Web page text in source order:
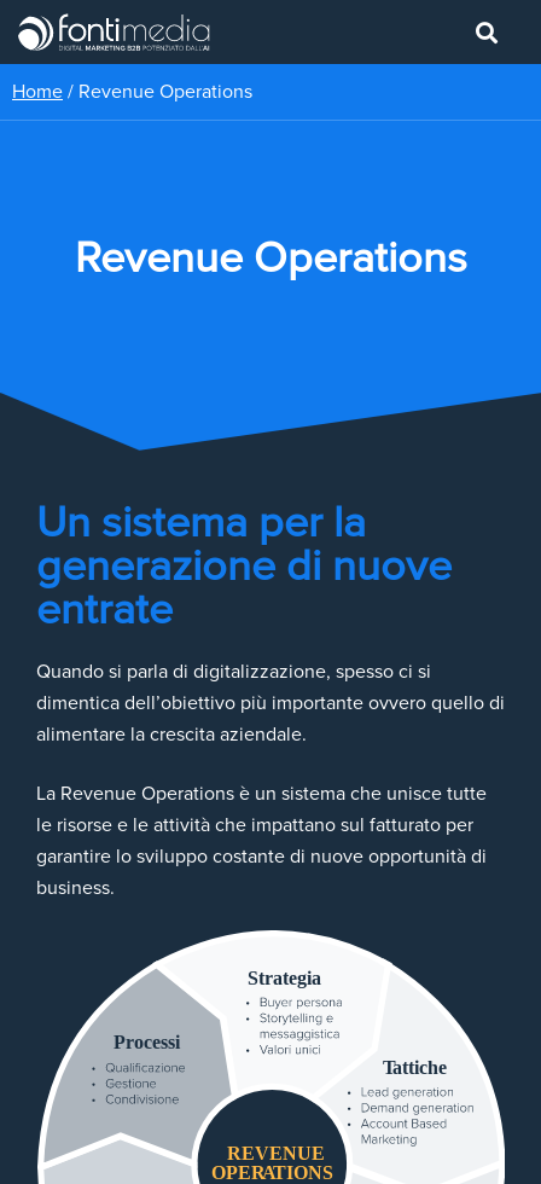
Home / Revenue Operations
Revenue Operations
Un sistema per la
generazione di nuove
entrate
Quando si parla di digitalizzazione, spesso ci si
dimentica dell’obiettivo più importante ovvero quello di
alimentare la crescita aziendale.
La Revenue Operations è un sistema che unisce tutte
le risorse e le attività che impattano sul fatturato per
garantire lo sviluppo costante di nuove opportunità di
business.
Strategia
Tattiche
Processi
REVENUE
OPERATIONS